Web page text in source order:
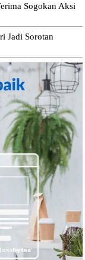
Sogokan Aksi
Jadi Sorotan